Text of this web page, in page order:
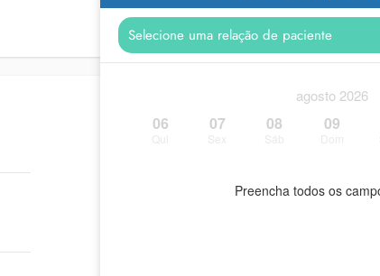
agosto 2026
06 07 08 09
Preencha todos os